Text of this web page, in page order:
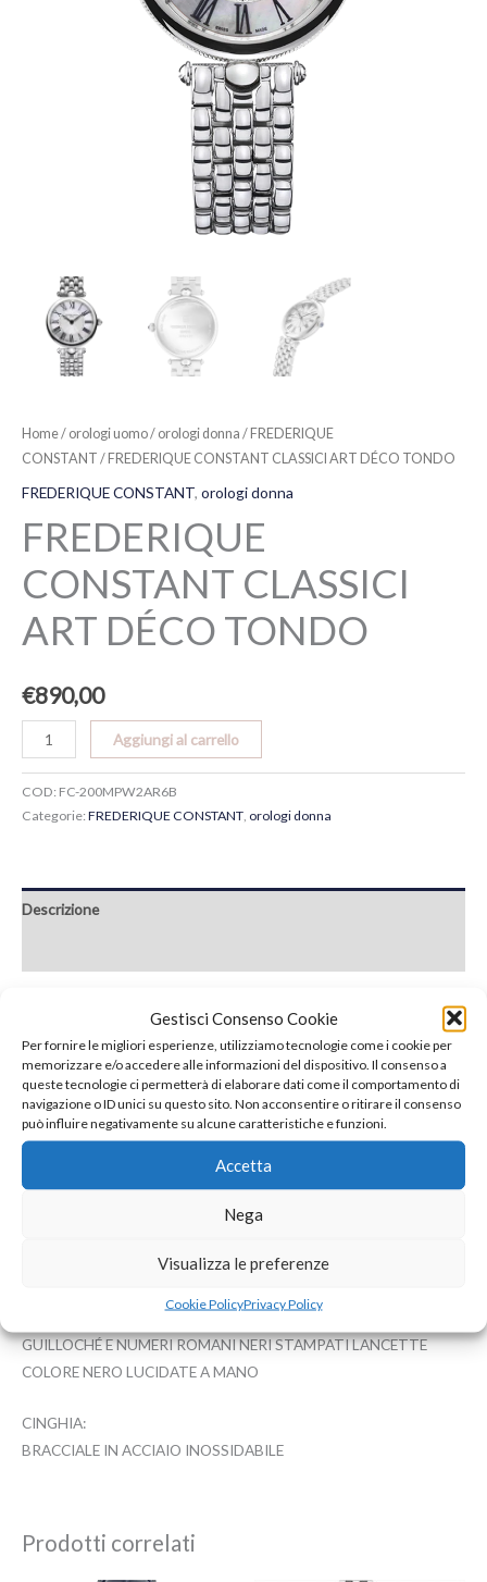
Gestisci Consenso Cookie
Per fornire le migliori esperienze, utilizziamo tecnologie come i cookie per
memorizzare e/o accedere alle informazioni del dispositivo. Il consenso a
queste tecnologie ci permetterà di elaborare dati come il comportamento di
navigazione o ID unici su questo sito. Non acconsentire o ritirare il consenso
può influire negativamente su alcune caratteristiche e funzioni.
Accetta
Nega
Visualizza le preferenze
Cookie PolicyPrivacy Policy
Home/ orologi uomo/ orologi donna / FREDERIQUE
CONSTANT / FREDERIQUE CONSTANT CLASSICI ART DÉCO TONDO
FREDERIQUE CONSTANT, orologi donna
FREDERIQUE
CONSTANT CLASSICI
ART DÉCO TONDO
€890,00
Aggiungi al carrello
COD: FC-200MPW2AR6B
Categorie:FREDERIQUE CONSTANT, orologi donna
Descrizione
MOVIMENTO:
CALIBRO FC-200, QUARZO, 4 RUBINI, 72 MESI DI AUTONOMIA.
ORE, MINUTI
ACCIAIO INOSSIDABILE LUCIDO CASSA IN 3 PARTI DIAMETRO
DI 30 MM VETRO ZAFFIRO BOMBATO RESISTENTE ALL’ACQUA
QUADRANTE IN MADREPERLA BIANCA CON DECORO
GUILLOCHÉ E NUMERI ROMANI NERI STAMPATI LANCETTE
COLORE NERO LUCIDATE A MANO
CINGHIA:
BRACCIALE IN ACCIAIO INOSSIDABILE
Prodotti correlati